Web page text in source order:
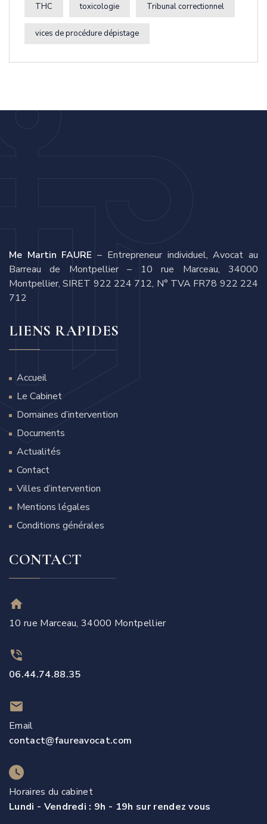
THC toxicologie Tribunal correctionnel
vices de procédure dépistage
Me Martin FAURE – Entrepreneur individuel, Avocat au
Barreau de Montpellier – 10 rue Marceau, 34000
Montpellier, SIRET 922 224 712, N° TVA FR78 922 224
712
LIENS RAPIDES
Accueil
Le Cabinet
Domaines d’intervention
Documents
Actualités
Contact
Villes d’intervention
Mentions légales
Conditions générales
CONTACT
10 rue Marceau, 34000 Montpellier
06.44.74.88.35
Email
contact@faureavocat.com
Horaires du cabinet
Lundi - Vendredi : 9h - 19h sur rendez vous